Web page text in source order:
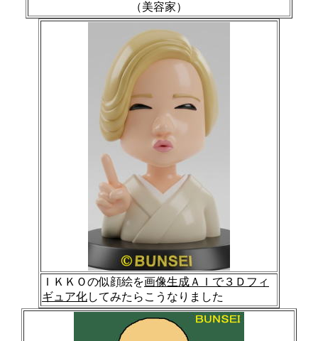
（美容家）
ＩＫＫＯの似顔絵を画像生成ＡＩで３Ｄフィ
ギュア化してみたらこうなりました